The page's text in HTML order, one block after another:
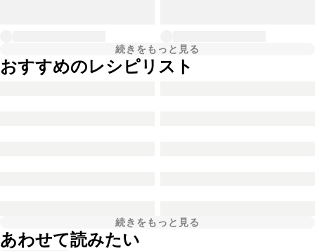
続きをもっと見る
おすすめのレシピリスト
続きをもっと見る
あわせて読みたい